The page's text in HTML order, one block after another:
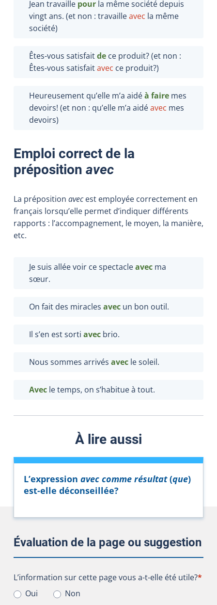
Jean travaille pour la même société depuis
vingt ans. (et non : travailleavec la même
société)
Êtes-vous satisfaitde ce produit? (et non :
Êtes-vous satisfaitavec ce produit?)
Heureusement qu’elle m’a aidéà faire mes
devoirs! (et non : qu’elle m’a aidéavec mes
devoirs)
Emploi correct de la
préposition avec
La préposition avecest employée correctement en
français lorsqu’elle permet d’indiquer différents
rapports : l’accompagnement, le moyen, la manière,
etc.
Je suis allée voir ce spectacleavec ma
sœur.
On fait des miracles avec un bon outil.
Il s’en est sorti avec brio.
Nous sommes arrivés avec le soleil.
Avec le temps, on s’habitue à tout.
À lire aussi
L’expression avec comme résultat(que)
est-elle déconseillée?
Évaluation de la page ou suggestion
L’information sur cette page vous a-t-elle été utile?
L’information sur cette page vous a-t-elle été utile?*
Oui
Non